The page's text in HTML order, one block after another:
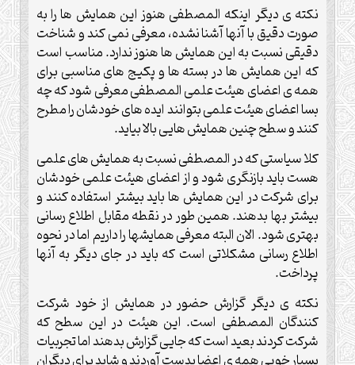
نکته ی دیگر اینکه المصطفی هنوز این همایش ها را به
صورت دقیق با آنها آشنا نشده، معرفی نمی کند و شناخت
دقیقی نسبت به این همایش ها هنوز ندارد. مناسب است
که این همایش ها در بسته ها و پکیج های مناسبی برای
همه ی اعضای هیئت علمی المصطفی معرفی شود که چه
بسا اعضای هیئت علمی بتوانند ایده های خودشان را مطرح
کنند و سطح چنین همایش هایی بالا بیاید.
کلا سیاستی که در المصطفی نسبت به همایش های علمی
هست باید بازنگری شود و از اعضای هیئت علمی خودشان
برای شرکت در این همایش ها باید بیشتر استفاده کنند و
بیشتر بها بدهند. همین طور در نقطه مقابل اطلاع رسانی
بهتری شود. الان البته معرفی همایشها را داریم اما در نحوه
اطلاع رسانی مشکلاتی است که باید در جای دیگر به آنها
پرداخت.
نکته ی دیگر گزارش حضور در همایش از خود شرکت
کنندگان المصطفی است. این هیئت در این سطح که
شرکت کردند بعید است که جایی گزارش بدهند اما تجربیات